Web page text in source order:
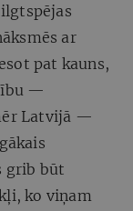
ar
pat kauns,
—
Latvijā —
grib būt
ko viņam